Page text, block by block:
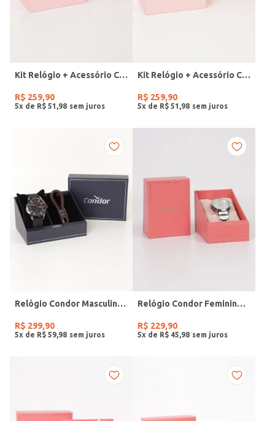
Kit Relógio + Acessório Condor Feminino DOURADO
R$ 259,90
5x de R$ 51 98
Kit Relógio + Acessório Condor Feminino DOURADO
R$ 259,90
5x de R$ 51 98
Relógio Condor Masculino PRETO
R$ 299,90
5x de R$ 59 98
Relógio Condor Feminino PRATA
R$ 229,90
5x de R$ 45 98